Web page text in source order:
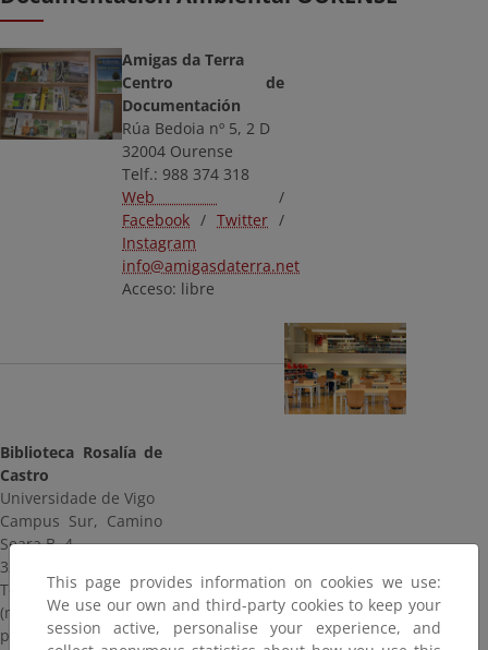
Amigas da Terra
Centro de
Documentación
Rúa Bedoia nº 5, 2 D
32004 Ourense
Telf.: 988 374 318
Web
/
Facebook /Twitter /
Instagram
info@amigasdaterra.net
Acceso: libre
Biblioteca Rosalía de
Castro
Universidade de Vigo
Campus Sur, Camino
Seara B, 4
32004 Ourense
Telf.: 988 387 192
(mostrador de
préstamo)
This page provides information on cookies we use:
We use our own and third-party cookies to keep your
session active, personalise your experience, and